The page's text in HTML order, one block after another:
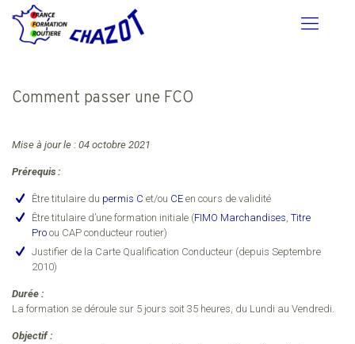
Comment passer une FCO
Mise à jour le : 04 octobre 2021
Prérequis :
Être titulaire du permis C et/ou CE en cours de validité
Être titulaire d’une formation initiale (FIMO Marchandises, Titre
Pro ou CAP conducteur routier)
Justifier de la Carte Qualification Conducteur (depuis Septembre
2010)
Durée :
La formation se déroule sur 5 jours soit 35 heures, du Lundi au Vendredi.
Objectif :